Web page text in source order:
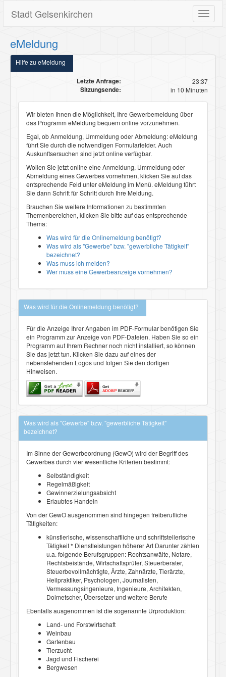
Toggle
Stadt Gelsenkirchen
eMeldung
Hilfe zu eMeldung
Letzte Anfrage: 23:37
Sitzungsende: in 10 Minuten
Wir bieten Ihnen die Möglichkeit, Ihre Gewerbemeldung über
das Programm eMeldung bequem online vorzunehmen.
Egal, ob Anmeldung, Ummeldung oder Abmeldung:eMeldung
führt Sie durch die notwendigen Formularfelder. Auch
Auskunftsersuchen sind jetzt online verfügbar.
Wollen Sie jetzt online eine Anmeldung, Ummeldung oder
Abmeldung eines Gewerbes vornehmen, klicken Sie auf das
entsprechende Feld untereMeldung im Menü. eMeldung führt
Sie dann Schritt für Schritt durch Ihre Meldung.
Brauchen Sie weitere Informationen zu bestimmten
Themenbereichen, klicken Sie bitte auf das entsprechende
Thema:
Was wird für die Onlinemeldung benötigt?
Was wird als "Gewerbe" bzw. "gewerbliche Tätigkeit"
bezeichnet?
Was muss ich melden?
Wer muss eine Gewerbeanzeige vornehmen?
Was wird für die Onlinemeldung benötigt?
Für die Anzeige Ihrer Angaben im PDF-Formular benötigen Sie
ein Programm zur Anzeige von PDF-Dateien. Haben Sie so ein
Programm auf Ihrem Rechner noch nicht installiert, so können
Sie das jetzt tun. Klicken Sie dazu auf eines der
nebenstehenden Logos und folgen Sie den dortigen
Hinweisen.
Was wird als "Gewerbe" bzw. "gewerbliche Tätigkeit"
bezeichnet?
Im Sinne der Gewerbeordnung (GewO) wird der Begriff des
Gewerbes durch vier wesentliche Kriterien bestimmt:
Selbständigkeit
Regelmäßigkeit
Gewinnerzielungsabsicht
Erlaubtes Handeln
Von der GewO ausgenommen sind hingegen freiberufliche
Tätigkeiten:
künstlerische, wissenschaftliche und schriftstellerische
Tätigkeit * Dienstleistungen höherer Art Darunter zählen
u.a. folgende Berufsgruppen: Rechtsanwälte, Notare,
Rechtsbeistände, Wirtschaftsprüfer, Steuerberater,
Steuerbevollmächtigte, Ärzte, Zahnärzte, Tierärzte,
Heilpraktiker, Psychologen, Journalisten,
Vermessungsingenieure, Ingenieure, Architekten,
Dolmetscher, Übersetzer und weitere Berufe
Ebenfalls ausgenommen ist die sogenannte Urproduktion:
Land- und Forstwirtschaft
Weinbau
Gartenbau
Tierzucht
Jagd und Fischerei
Bergwesen